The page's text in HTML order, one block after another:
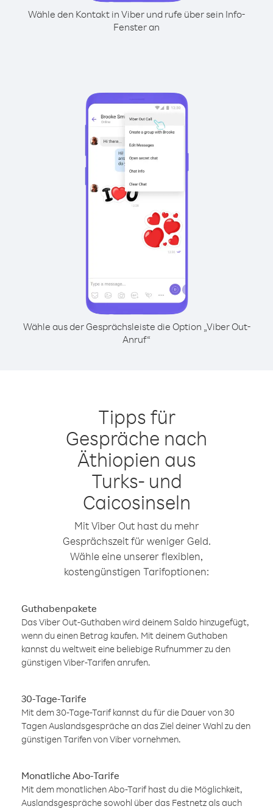
Wähle den Kontakt in Viber und rufe über sein Info-
Fenster an
Wähle aus der Gesprächsleiste die Option „Viber Out-
Anruf“
Tipps für
Gespräche nach
Äthiopien aus
Turks- und
Caicosinseln
Mit Viber Out hast du mehr
Gesprächszeit für weniger Geld.
Wähle eine unserer flexiblen,
kostengünstigen Tarifoptionen:
Guthabenpakete
Das Viber Out-Guthaben wird deinem Saldo hinzugefügt,
wenn du einen Betrag kaufen. Mit deinem Guthaben
kannst du weltweit eine beliebige Rufnummer zu den
günstigen Viber-Tarifen anrufen.
30-Tage-Tarife
Mit dem 30-Tage-Tarif kannst du für die Dauer von 30
Tagen Auslandsgespräche an das Ziel deiner Wahl zu den
günstigen Tarifen von Viber vornehmen.
Monatliche Abo-Tarife
Mit dem monatlichen Abo-Tarif hast du die Möglichkeit,
Auslandsgespräche sowohl über das Festnetz als auch